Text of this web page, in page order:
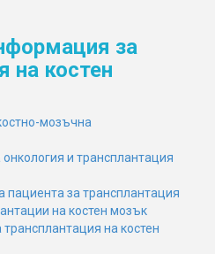
за
на костен
мозъчна
и трансплантация
пациента за трансплантация
на костен мозък
на костен